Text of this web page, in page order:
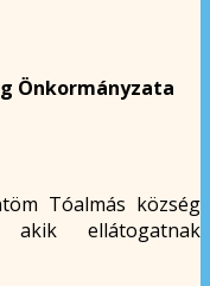
Önkormányzata
Tóalmás község
akik ellátogatnak